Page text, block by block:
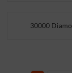
30000